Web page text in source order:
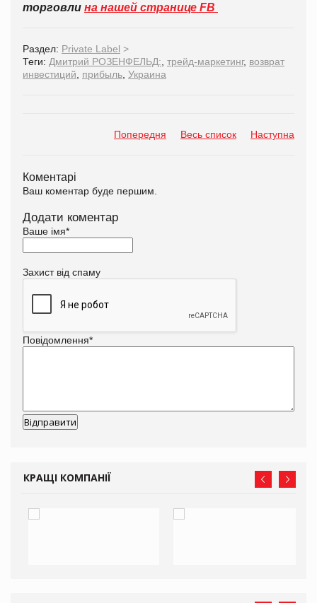
торговли на нашей странице FB
Раздел: Private Label >
Теги: Дмитрий РОЗЕНФЕЛЬД: трейд-маркетинг, возврат
инвестиций
прибыль Украина
Попередня Весь список Наступна
Коментарі
Ваш коментар буде першим.
Додати коментар
Ваше імя*
Захист від спаму
Повідомлення*
КРАЩІ КОМПАНІЇ